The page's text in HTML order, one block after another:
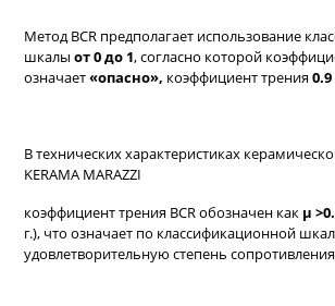
Метод BCR предполагает использование
шкалы от 0 до 1, согласно которой
означает«опасно», коэффициент трения0.9
В технических характеристиках
KERAMA MARAZZI
коэффициент трения BCR обозначен как µ
г.), что означает по классификационной
удовлетворительную степень